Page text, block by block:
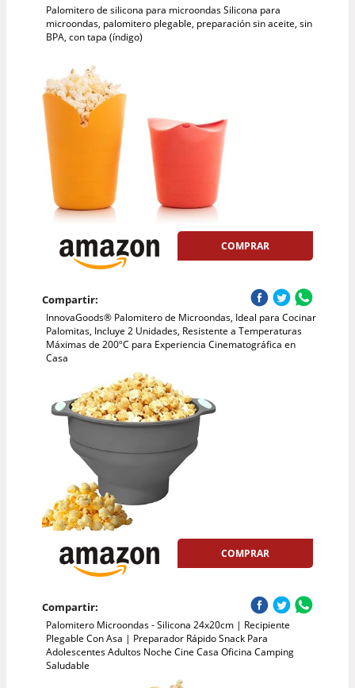
Palomitero de silicona para microondas Silicona para
microondas, palomitero plegable, preparación sin aceite, sin
BPA, con tapa (índigo)
COMPRAR
Compartir:
InnovaGoods® Palomitero de Microondas, Ideal para Cocinar
Palomitas, Incluye 2 Unidades, Resistente a Temperaturas
Máximas de 200ºC para Experiencia Cinematográfica en
Casa
COMPRAR
Compartir:
Palomitero Microondas - Silicona 24x20cm | Recipiente
Plegable Con Asa | Preparador Rápido Snack Para
Adolescentes Adultos Noche Cine Casa Oficina Camping
Saludable